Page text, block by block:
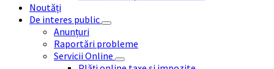
Noutăți
De interes public
Anunțuri
Raportări probleme
Servicii Online